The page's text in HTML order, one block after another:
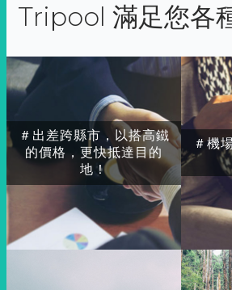
Tripool 滿足您各
＃出差跨縣市，以搭高鐵
的價格，更快抵達目的
地！
＃機